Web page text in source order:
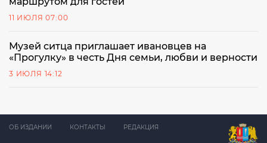
11 ИЮЛЯ 07:00
Музей ситца приглашает ивановцев на
«Прогулку» в честь Дня семьи, любви и верности
3 ИЮЛЯ 14:12
ОБ ИЗДАНИИ КОНТАКТЫ РЕДАКЦИЯ